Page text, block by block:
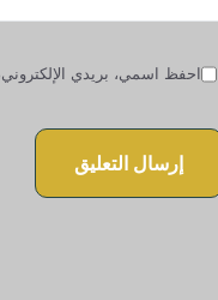
احفظ اسمي، بريدي